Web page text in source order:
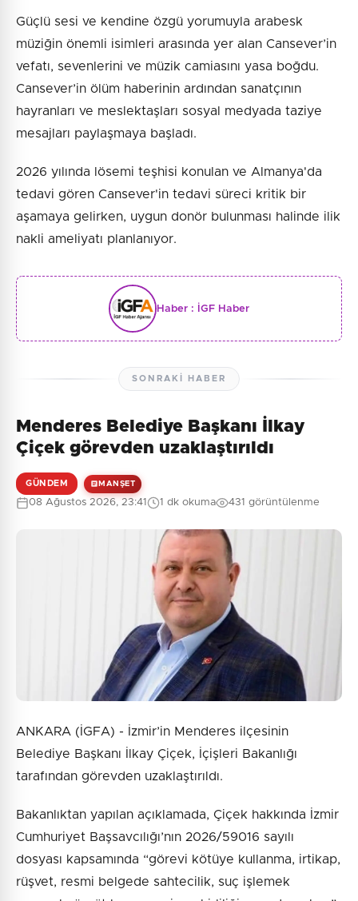
Güçlü sesi ve kendine özgü yorumuyla arabesk
müziğin önemli isimleri arasında yer alan Cansever’in
vefatı, sevenlerini ve müzik camiasını yasa boğdu.
Cansever’in ölüm haberinin ardından sanatçının
hayranları ve meslektaşları sosyal medyada taziye
mesajları paylaşmaya başladı.
2026 yılında lösemi teşhisi konulan ve Almanya'da
tedavi gören Cansever'in tedavi süreci kritik bir
aşamaya gelirken, uygun donör bulunması halinde ilik
nakli ameliyatı planlanıyor.
Haber : İGF Haber
SONRAKI HABER
Menderes Belediye Başkanı İlkay
Çiçek görevden uzaklaştırıldı
GÜNDEM MANŞET
08 Ağustos 2026, 23:41 1 dk okuma 431 görüntülenme
ANKARA (İGFA) - İzmir’in Menderes ilçesinin
Belediye Başkanı İlkay Çiçek, İçişleri Bakanlığı
tarafından görevden uzaklaştırıldı.
Bakanlıktan yapılan açıklamada, Çiçek hakkında İzmir
Cumhuriyet Başsavcılığı’nın 2026/59016 sayılı
dosyası kapsamında “görevi kötüye kullanma, irtikap,
rüşvet, resmi belgede sahtecilik, suç işlemek